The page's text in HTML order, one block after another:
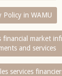
in WAMU
financial market
and services
services